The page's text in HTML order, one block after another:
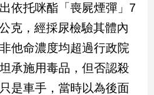
依托咪酯「喪屍煙彈」7
克，經採尿檢驗其體內
他命濃度均超過行政院
承施用毒品，但否認殺
是車手，當時以為後面